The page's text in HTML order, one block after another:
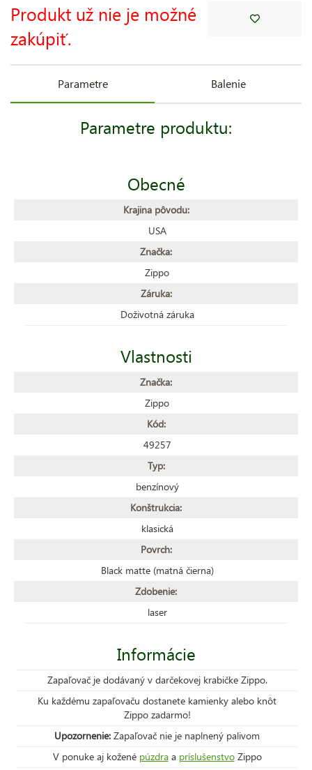
Produkt už nie je možné
zakúpiť.
Parametre Balenie
Parametre produktu:
Obecné
Krajina pôvodu:
USA
Značka:
Zippo
Záruka:
Doživotná záruka
Vlastnosti
Značka:
Zippo
Kód:
49257
Typ:
benzínový
Konštrukcia:
klasická
Povrch:
Black matte (matná čierna)
Zdobenie:
laser
Informácie
Zapaľovač je dodávaný v darčekovej krabičke Zippo.
Ku každému zapaľovaču dostanete kamienky alebo knôt
Zippo zadarmo!
Upozornenie: Zapaľovač nie je naplnený palivom
V ponuke aj kožené púzdraa príslušenstvoZippo